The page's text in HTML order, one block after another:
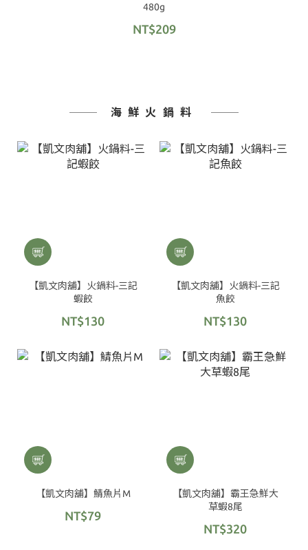
480g
NT$209
海鮮火鍋料
【凱文肉舖】火鍋料-三記
蝦餃
NT$130
【凱文肉舖】火鍋料-三記
魚餃
NT$130
【凱文肉舖】鯖魚片M
NT$79
【凱文肉舖】霸王急鮮大
草蝦8尾
NT$320